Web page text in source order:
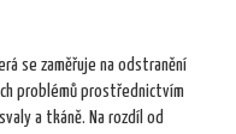
se zaměřuje na odstranění
problémů prostřednictvím
a tkáně. Na rozdíl od